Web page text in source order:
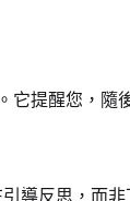
它提醒您，隨
導反思，而